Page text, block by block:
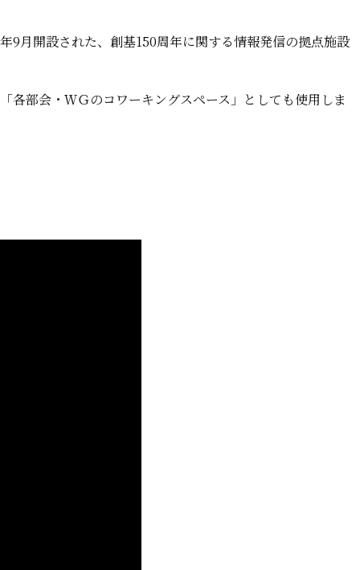
9月開設された、創基150周年に関する情報発信の拠点施設
各部会・ＷＧのコワーキングスペース」としても使用しま